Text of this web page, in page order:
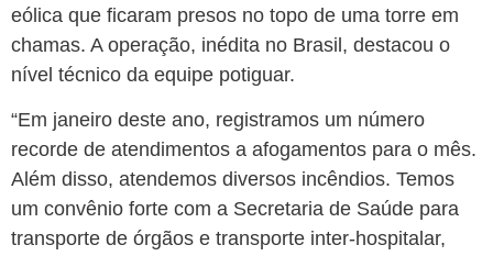
eólica que ficaram presos no topo de uma torre em
chamas. A operação, inédita no Brasil, destacou o
nível técnico da equipe potiguar.
“Em janeiro deste ano, registramos um número
recorde de atendimentos a afogamentos para o mês.
Além disso, atendemos diversos incêndios. Temos
um convênio forte com a Secretaria de Saúde para
transporte de órgãos e transporte inter-hospitalar,